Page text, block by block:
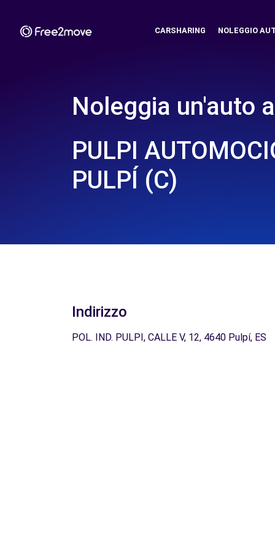
CARSHARING NOLEGGIO
Noleggia un'auto a
PULPI
PULPÍ (C)
Indirizzo
POL. IND. PULPI, CALLE V, 12, 4640 Pulpí, ES